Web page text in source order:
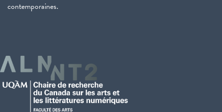
contemporaines.